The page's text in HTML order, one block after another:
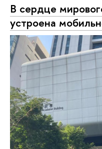
В сердце
устроена